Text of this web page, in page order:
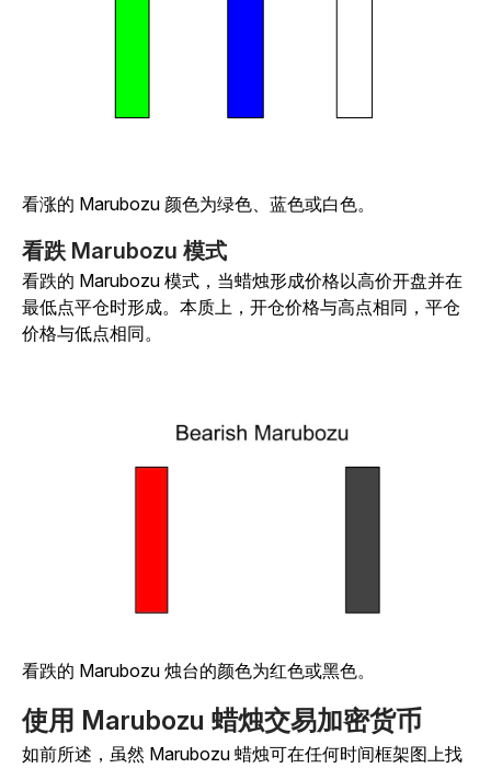
看涨的 Marubozu 颜色为绿色、蓝色或白色。
看跌 Marubozu 模式
看跌的 Marubozu 模式，当蜡烛形成价格以高价开盘并在
最低点平仓时形成。本质上，开仓价格与高点相同，平仓
价格与低点相同。
看跌的 Marubozu 烛台的颜色为红色或黑色。
使用 Marubozu 蜡烛交易加密货币
如前所述，虽然 Marubozu 蜡烛可在任何时间框架图上找